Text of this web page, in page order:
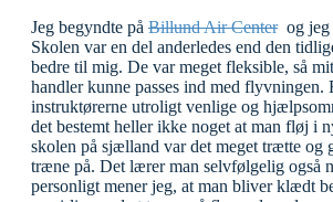
Jeg begyndte på Billund Air Centerog jeg
Skolen var en del anderledes end den
bedre til mig. De var meget fleksible, så
handler kunne passes ind med flyvningen.
instruktørerne utroligt venlige og
det bestemt heller ikke noget at man fløj i
skolen på sjælland var det meget trætte og
træne på. Det lærer man selvfølgelig også
personligt mener jeg, at man bliver klædt